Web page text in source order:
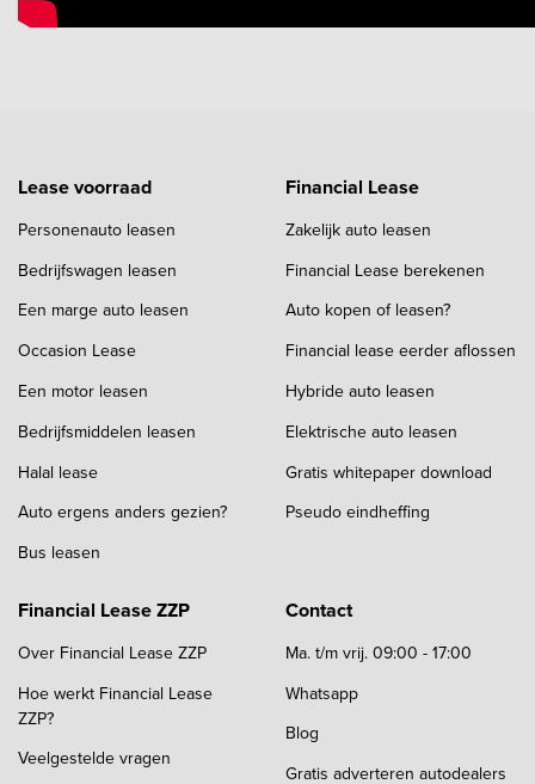
Lease voorraad
Personenauto leasen
Bedrijfswagen leasen
Een marge auto leasen
Occasion Lease
Een motor leasen
Bedrijfsmiddelen leasen
Halal lease
Auto ergens anders gezien?
Bus leasen
Financial Lease
Zakelijk auto leasen
Financial Lease berekenen
Auto kopen of leasen?
Financial lease eerder aflossen
Hybride auto leasen
Elektrische auto leasen
Gratis whitepaper download
Pseudo eindheffing
Financial Lease ZZP
Over Financial Lease ZZP
Hoe werkt Financial Lease
ZZP?
Veelgestelde vragen
Contact
Ma. t/m vrij. 09:00 - 17:00
Whatsapp
Blog
Gratis adverteren autodealers